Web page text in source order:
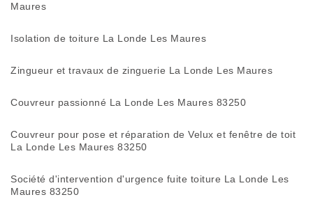
Maures
Isolation de toiture La Londe Les Maures
Zingueur et travaux de zinguerie La Londe Les Maures
Couvreur passionné La Londe Les Maures 83250
Couvreur pour pose et réparation de Velux et fenêtre de toit
La Londe Les Maures 83250
Société d'intervention d'urgence fuite toiture La Londe Les
Maures 83250